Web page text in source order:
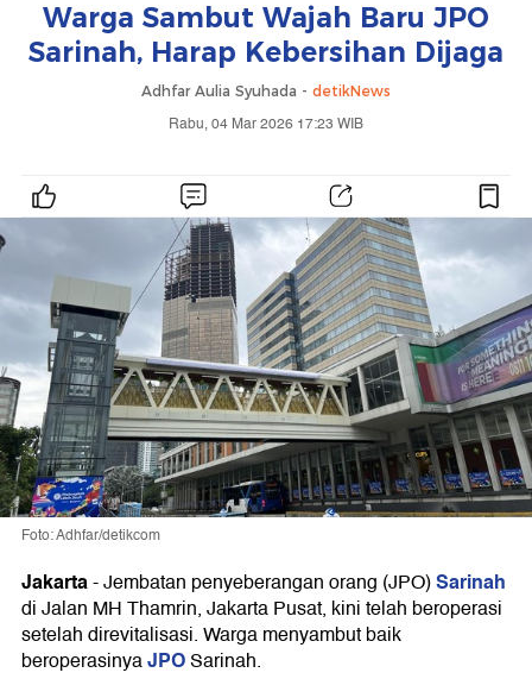
Warga Sambut Wajah Baru JPO
Sarinah, Harap Kebersihan Dijaga
Adhfar Aulia Syuhada - detikNews
Rabu, 04 Mar 2026 17:23 WIB
Foto: Adhfar/detikcom
Jakarta-Jembatan penyeberangan orang (JPO)Sarinah
di Jalan MH Thamrin, Jakarta Pusat, kini telah beroperasi
setelah direvitalisasi. Warga menyambut baik
beroperasinyaJPOSarinah.